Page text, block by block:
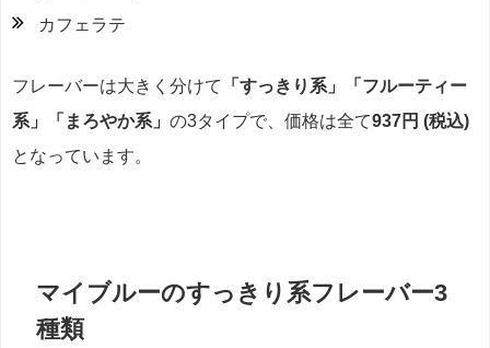
カフェラテ
フレーバーは大きく分けて
「すっきり系」「フルーティー
系」「まろやか系」 の3タイプで、価格は全て937円 (税込)
となっています。
マイブルーのすっきり系フレーバー3
種類